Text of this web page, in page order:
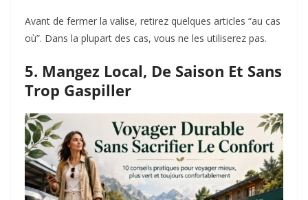
Avant de fermer la valise, retirez quelques articles “au cas
où”. Dans la plupart des cas, vous ne les utiliserez pas.
5. Mangez Local, De Saison Et Sans
Trop Gaspiller